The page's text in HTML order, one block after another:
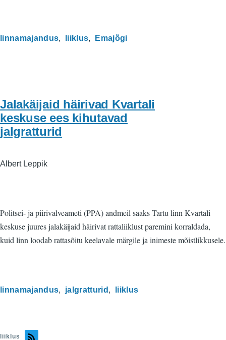
linnamajandus liiklus Emajõgi
Jalakäijaid häirivad Kvartali
keskuse ees kihutavad
jalgratturid
Albert Leppik
Politsei- ja piirivalveameti (PPA) andmeil saaks Tartu linn Kvartali
keskuse juures jalakäijaid häirivat rattaliiklust paremini korraldada,
kuid linn loodab rattasõitu keelavale märgile ja inimeste mõistlikkusele.
linnamajandus jalgratturid liiklus
liiklus